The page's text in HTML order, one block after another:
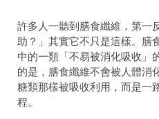
許多人一聽到膳食纖維，第一
助？」其實它不只是這樣。膳
中的一類「不易被消化吸收」
的是，膳食纖維不會被人體消
糖類那樣被吸收利用，而是一
程。